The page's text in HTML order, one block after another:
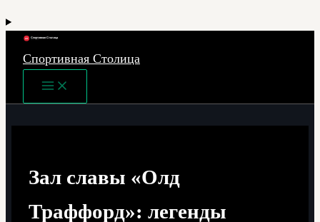
Спортивная Столица
Main
Menu
Зал славы «Олд
Траффорд»: легенды